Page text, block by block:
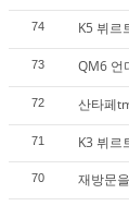
74 K5 뷔르
73 QM6 언
72 산타페
71 K3 뷔르
70 재방문